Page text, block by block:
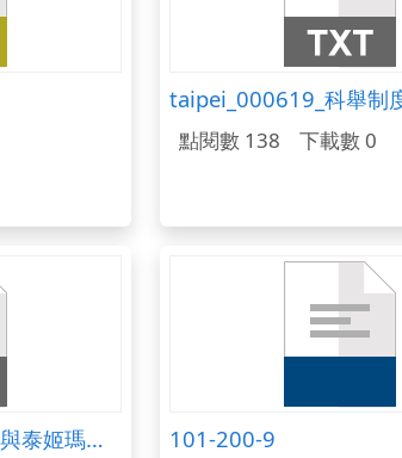
點閱數 138 下載數 0
taipei_001309_沙賈汗與泰姬瑪哈陵.txt 101-200-9